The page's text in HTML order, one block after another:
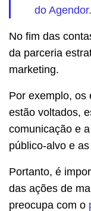
do Agendor.
No fim das
da parceria
marketing.
Por exemplo, os
estão voltados,
comunicação e
público-alvo e as
Portanto, é
das ações de
preocupa com o